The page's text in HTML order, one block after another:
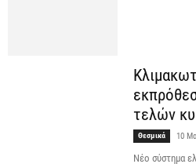
τελών
Θεσμικά 10
Νέο σύστημα